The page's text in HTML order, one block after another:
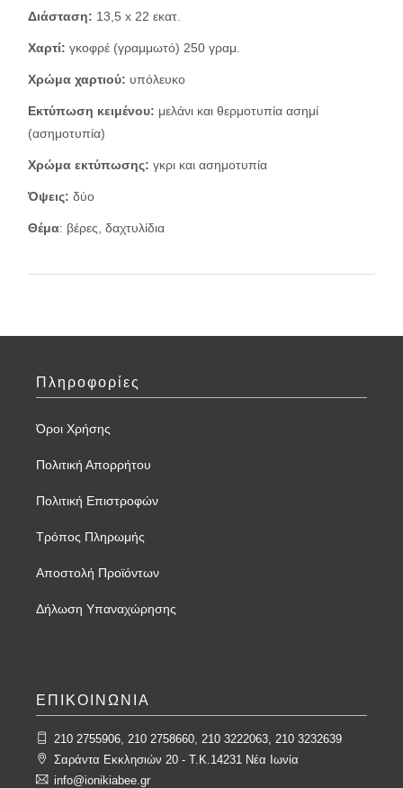
Διάσταση: 13,5 x 22 εκατ.
Χαρτί: γκοφρέ (γραμμωτό) 250 γραμ.
Χρώμα χαρτιού: υπόλευκο
Εκτύπωση κειμένου: μελάνι και θερμοτυπία ασημί
(ασημοτυπία)
Χρώμα εκτύπωσης: γκρι και ασημοτυπία
Όψεις: δύο
Θέμα: βέρες, δαχτυλίδια
Πληροφορίες
Όροι Χρήσης
Πολιτική Απορρήτου
Πολιτική Επιστροφών
Τρόπος Πληρωμής
Αποστολή Προϊόντων
Δήλωση Υπαναχώρησης
ΕΠΙΚΟΙΝΩΝΙΑ
210 2755906, 210 2758660, 210 3222063, 210 3232639
Σαράντα Εκκλησιών 20 - T.K.14231 Νέα Ιωνία
info@ionikiabee.gr